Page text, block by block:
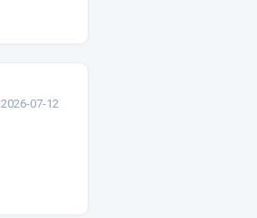
2026-07-12